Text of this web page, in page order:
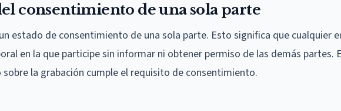
consentimiento de una sola parte
estado de consentimiento de una sola parte. Esto significa que cualquier
en la que participe sin informar ni obtener permiso de las demás partes.
la grabación cumple el requisito de consentimiento.